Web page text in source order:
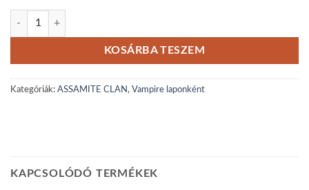
Kasim Bayar mennyiség
KOSÁRBA TESZEM
Kategóriák: ASSAMITE CLAN , Vampire laponként
KAPCSOLÓDÓ TERMÉKEK